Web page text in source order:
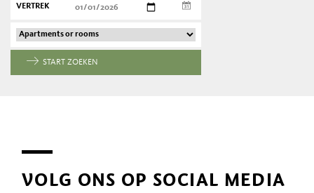
VERTREK
START ZOEKEN
VOLG ONS OP SOCIAL MEDIA